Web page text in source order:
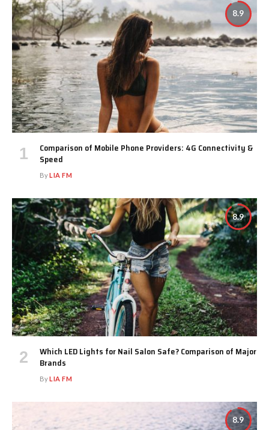
8.9
Comparison of Mobile Phone Providers: 4G Connectivity &
Speed
ByLIA FM
8.9
Which LED Lights for Nail Salon Safe? Comparison of Major
Brands
ByLIA FM
8.9